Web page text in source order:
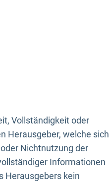
Vollständigkeit oder
Herausgeber, welche sich
Nichtnutzung der
Informationen
Herausgebers kein